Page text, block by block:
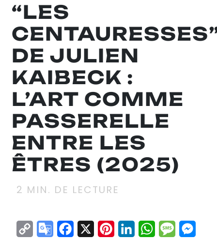
“LES
DE JULIEN
KAIBECK :
L’ART COMME
PASSERELLE
ENTRE LES
ÊTRES (2025)
2 MIN. DE LECTURE
Copy GoogleFacebook
X Pinterest
LinkedInWhatsApp